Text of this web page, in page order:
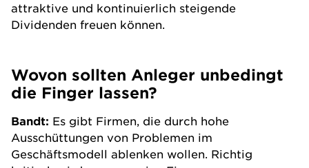
attraktive und kontinuierlich steigende
Dividenden freuen können.
Wovon sollten Anleger unbedingt
die Finger lassen?
Bandt: Es gibt Firmen, die durch hohe
Ausschüttungen von Problemen im
Geschäftsmodell ablenken wollen. Richtig